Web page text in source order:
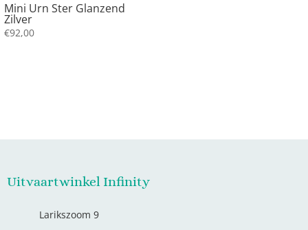
Mini Urn Ster Glanzend
Zilver
€92,00
Uitvaartwinkel Infinity
Larikszoom 9